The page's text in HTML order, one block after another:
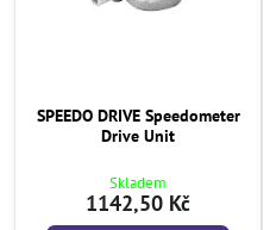
SPEEDO DRIVE Speedometer
Drive Unit
Skladem
1142,50 Kč